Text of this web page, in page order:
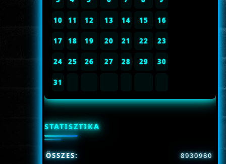
10 11 12 13 14 15 16
17 18 19 20 21 22 23
24 25 26 27 28 29 30
31
STATISZTIKA
ÖSSZES:
8930980